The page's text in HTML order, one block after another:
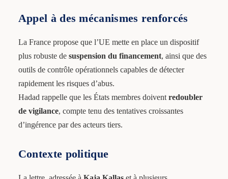
Appel à des mécanismes renforcés
La France propose que l’UE mette en place un dispositif
plus robuste de suspension du financement, ainsi que des
outils de contrôle opérationnels capables de détecter
rapidement les risques d’abus.
Hadad rappelle que les États membres doivent redoubler
de vigilance, compte tenu des tentatives croissantes
d’ingérence par des acteurs tiers.
Contexte politique